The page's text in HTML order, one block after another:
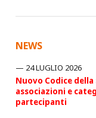
NEWS
24 LUGLIO 2026
Nuovo Codice
associazioni e
partecipanti